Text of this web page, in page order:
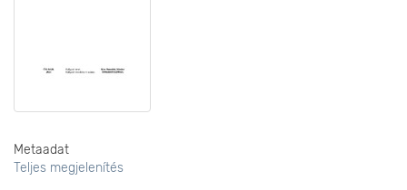
Metaadat
Teljes megjelenítés